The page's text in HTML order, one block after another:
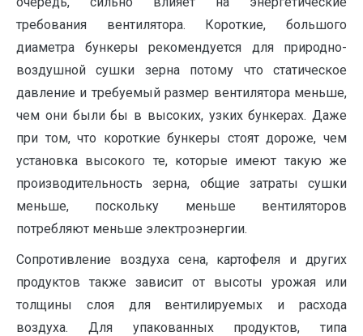
требования вентилятора. Короткие, большого
диаметра бункеры рекомендуется для природно-
воздушной сушки зерна потому что статическое
давление и требуемый размер вентилятора меньше,
чем они были бы в высоких, узких бункерах. Даже
при том, что короткие бункеры стоят дороже, чем
установка высокого те, которые имеют такую же
производительность зерна, общие затраты сушки
меньше, поскольку меньше вентиляторов
потребляют меньше электроэнергии.
Сопротивление воздуха сена, картофеля и других
продуктов также зависит от высоты урожая или
толщины слоя для вентилируемых и расхода
воздуха. Для упакованных продуктов, типа